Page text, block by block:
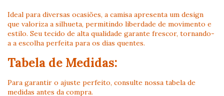
Ideal para diversas ocasiões, a camisa apresenta um design
que valoriza a silhueta, permitindo liberdade de movimento e
estilo. Seu tecido de alta qualidade garante frescor, tornando-
a a escolha perfeita para os dias quentes.
Tabela de Medidas:
Para garantir o ajuste perfeito, consulte nossa tabela de
medidas antes da compra.